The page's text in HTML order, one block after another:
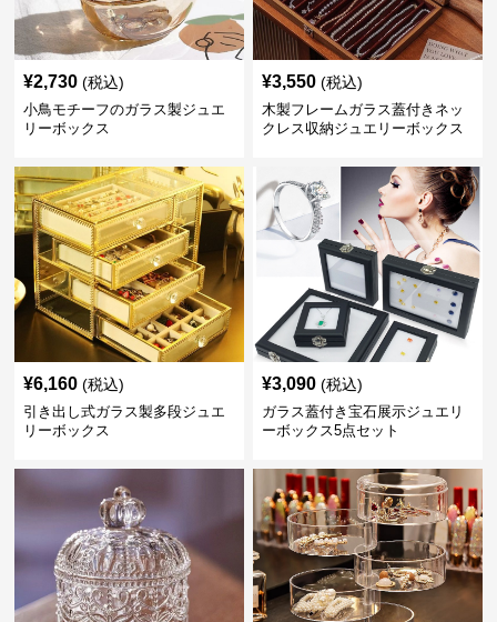
¥2,730 (税込)
小鳥モチーフのガラス製ジュエ
リーボックス
¥3,550 (税込)
木製フレームガラス蓋付きネッ
クレス収納ジュエリーボックス
¥6,160 (税込)
引き出し式ガラス製多段ジュエ
リーボックス
¥3,090 (税込)
ガラス蓋付き宝石展示ジュエリ
ーボックス5点セット